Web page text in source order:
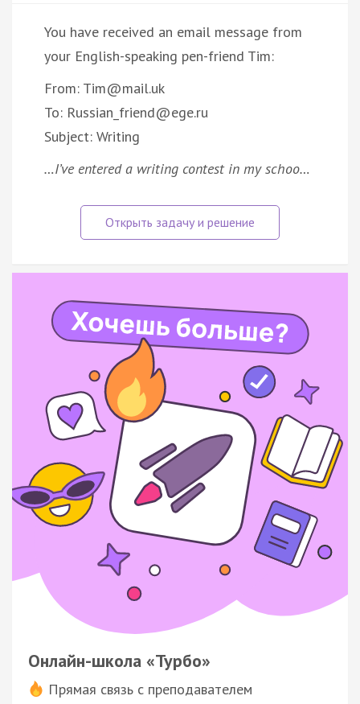
You have received an email message from
your English-speaking pen-friend Tim:
From: Tim@mail.uk
To: Russian_friend@ege.ru
Subject: Writing
…I’ve entered a writing contest in my schoo…
Онлайн-школа «Турбо»
Прямая связь с преподавателем